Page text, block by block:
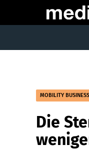
MOBILITY BUSINESS
Die